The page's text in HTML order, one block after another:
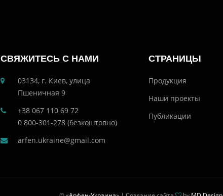
СВЯЖИТЕСЬ С НАМИ
03134, г. Киев, улица
Пшеничная 9
+38 067 110 69 72
0 800-301-278 (безкоштовно)
arfen.ukraine@gmail.com
СТРАНИЦЫ
Продукция
Наши проекты
Публикации